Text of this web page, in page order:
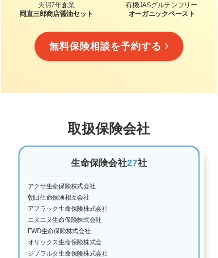
天明7年創業
岡直三郎商店醤油セット
有機JASグルテンフリー
オーガニックペースト
無料保険相談を予約する
取扱保険会社
生命保険会社27社
アクサ生命保険株式会社
朝日生命保険相互会社
アフラック生命保険株式会社
エヌエヌ生命保険株式会社
FWD生命保険株式会社
オリックス生命保険株式会
ジブラルタ生命保険株式会社